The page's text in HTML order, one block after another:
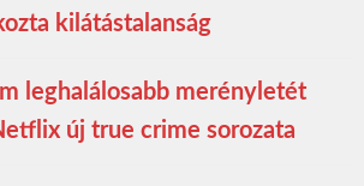
kilátástalanság
leghalálosabb merényletét
új true crime sorozata